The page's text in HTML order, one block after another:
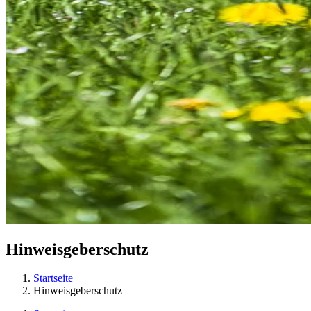
Hinweisgeberschutz
Startseite
Hinweisgeberschutz